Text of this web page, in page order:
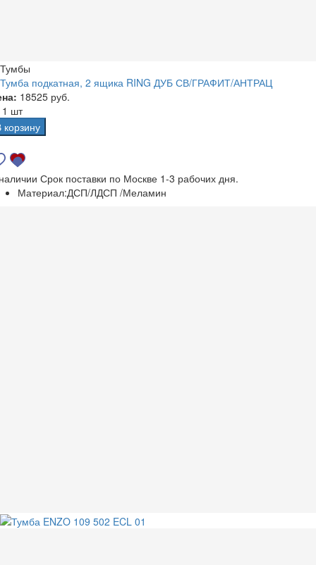
Тумбы
Тумба подкатная, 2 ящика RING ДУБ СВ/ГРАФИТ/АНТРАЦ
18525 руб.
1 шт
корзину
Срок поставки по Москве 1-3 рабочих дня.
Материал:ДСП/ЛДСП /Меламин